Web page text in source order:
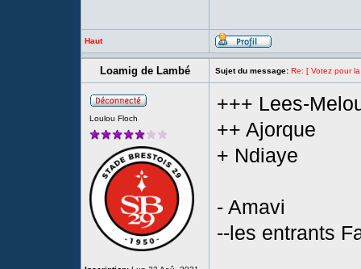
Haut
Loamig de Lambé Sujet du message: Re: [ Votez pour
Loulou Floch
+++ Lees-
++ Ajorque
+ Ndiaye
- Amavi
--les entrants